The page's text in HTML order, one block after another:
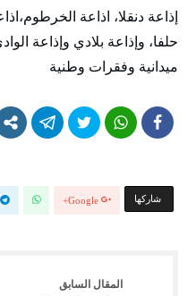
إذاعة دنقلا، اذاعة
حلفا، وإذاعة بلادي وإذاعة
ميدانية وفقرات وطنية
‫‫ شاركها‬ Google+